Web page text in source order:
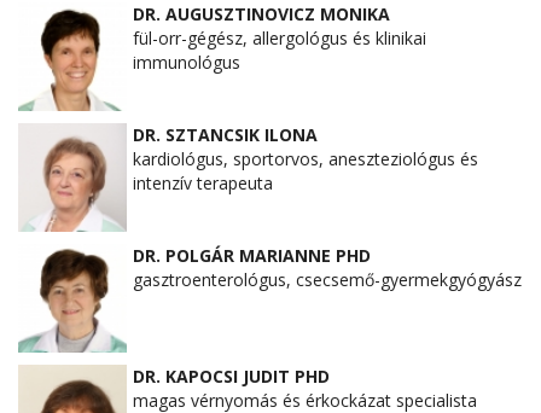
DR. AUGUSZTINOVICZ MONIKA
fül-orr-gégész, allergológus és klinikai
immunológus
DR. SZTANCSIK ILONA
kardiológus, sportorvos, aneszteziológus és
intenzív terapeuta
DR. POLGÁR MARIANNE PHD
gasztroenterológus, csecsemő-gyermekgyógyász
DR. KAPOCSI JUDIT PHD
magas vérnyomás és érkockázat specialista